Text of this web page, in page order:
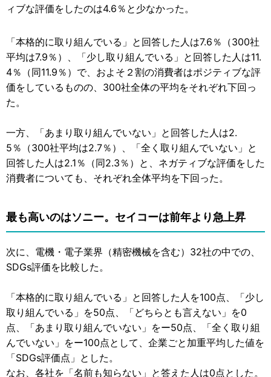
ィブな評価をしたのは4.6％と少なかった。
「本格的に取り組んでいる」と回答した人は7.6％（300社
平均は7.9％）、「少し取り組んでいる」と回答した人は11.
4％（同11.9％）で、およそ２割の消費者はポジティブな評
価をしているものの、300社全体の平均をそれぞれ下回っ
た。
一方、「あまり取り組んでいない」と回答した人は2.
5％（300社平均は2.7％）、「全く取り組んでいない」と
回答した人は2.1％（同2.3％）と、ネガティブな評価をした
消費者についても、それぞれ全体平均を下回った。
最も高いのはソニー。セイコーは前年より急上昇
次に、電機・電子業界（精密機械を含む）32社の中での、
SDGs評価を比較した。
「本格的に取り組んでいる」と回答した人を100点、「少し
取り組んでいる」を50点、「どちらとも言えない」を0
点、「あまり取り組んでいない」をー50点、「全く取り組
んでいない」をー100点として、企業ごと加重平均した値を
「SDGs評価点」とした。
なお、各社を「名前も知らない」と答えた人は0点とした。